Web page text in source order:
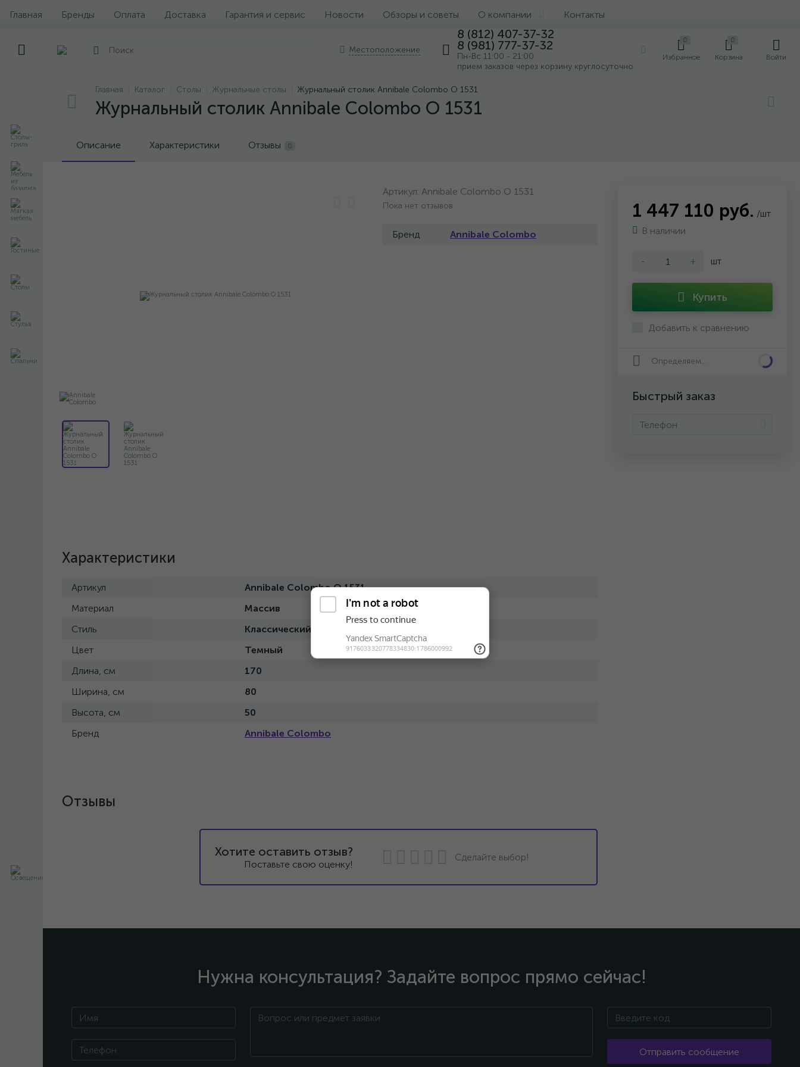
Главная Бренды Оплата Доставка Гарантия и сервис Новости Обзоры и советы О компании Контакты
Местоположение
8 (812) 407-37-32
8 (981) 777-37-32
Пн-Вс 11:00 - 21:00
прием заказов через корзину круглосуточно
0
Избранное
0
Корзина Войти
Главная Каталог Столы Журнальные столы Журнальный столик Annibale Colombo O 1531
Журнальный столик Annibale Colombo O 1531
Описание Характеристики Отзывы 0
Артикул: Annibale Colombo O 1531
Пока нет отзывов
Бренд Annibale Colombo
Характеристики
Артикул
Annibale Colombo O 1531
Материал
Массив
Стиль
Классический
Цвет
Темный
Длина, см
170
Ширина, см
80
Высота, см
50
Бренд
Annibale Colombo
1 447 110 руб. /шт
В наличии
- + шт
Купить
Добавить к сравнению
Определяем...
Быстрый заказ
Отзывы
Хотите оставить отзыв?
Поставьте свою оценку!
Сделайте выбор!
Нужна консультация? Задайте вопрос прямо сейчас!
Отправить сообщение